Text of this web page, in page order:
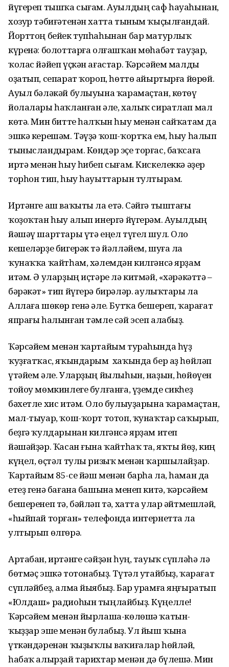
йүгереп тышҡа сығам. Ауылдың саф һауаһынан,
хозур тәбиғәтенән хатта тыным ҡыҫылғандай.
Йорттоң бейек тупһаһынан бар матурлыҡ
күренә: болоттарға олғашҡан мөһабәт тауҙар,
ҡолас йәйеп үҫкән ағастар. Ҡәрсәйем малды
оҙатып, сепарат ҡороп, һөттө айыртырға йөрөй.
Ауыл бәләкәй булыуына ҡарамаҫтан, көтөү
йолалары һаҡланған әле, халыҡ сиратлап мал
көтә. Мин битте һалҡын һыу менән сайҡатам да
эшкә керешәм. Тәүҙә ҡош-ҡортҡа ем, һыу һалып
тынысландырам. Көндәр эҫе торғас, баҡсаға
иртә менән һыу һибеп сығам. Кискелеккә әҙер
торһон тип, һыу һауыттарын тултырам.
Иртәнге аш ваҡыты ла етә. Сәйгә тыштағы
ҡоҙоҡтан һыу алып инергә йүгерәм. Ауылдың
йәшәү шарттары үтә еңел түгел шул. Оло
кешеләрҙе бигерәк тә йәлләйем, шуға ла
ҡунаҡҡа ҡайтһам, хәлемдән килгәнсә ярҙам
итәм. Ә уларҙың иҫтәре лә китмәй, «хәрәкәттә –
бәрәкәт» тип йүгерә бирәләр. Һаулыҡтары ла
Аллаға шөкөр генә әле. Бутҡа бешереп, ҡарағат
япрағы һалынған тәмле сәй эсеп алабыҙ.
Ҡәрсәйем менән ҡартайым тураһында һүҙ
ҡуҙғатҡас, яҡындарым хаҡында бер аҙ һөйләп
үтәйем әле. Уларҙың йылыһын, наҙын, һөйөүен
тойоу мөмкинлеге булғанға, үҙемде сикһеҙ
бәхетле хис итәм. Оло булыуҙарына ҡарамаҫтан,
мал-тыуар, ҡош-ҡорт тотоп, ҡунаҡтар саҡырып,
беҙгә ҡулдарынан килгәнсә ярҙам итеп
йәшәйҙәр. Ҡасан ғына ҡайтһаҡ та, яҡты йөҙ, киң
күңел, өҫтәл тулы ризыҡ менән ҡаршылайҙар.
Ҡартайым 85-се йәш менән барһа ла, һаман да
етеҙ генә бағана башына менеп китә, ҡәрсәйем
бешеренеп тә, бәйләп тә, хатта улар әйтмешләй,
«һыйпай торған» телефонда интернетта ла
ултырып өлгөрә.
Артабан, иртәнге сәйҙән һуң, тауыҡ сүпләһә лә
бөтмәҫ эшкә тотонабыҙ. Түтәл утайбыҙ, ҡарағат
сүпләйбеҙ, алма йыябыҙ. Бар урамға яңғыратып
«Юлдаш» радиоһын тыңлайбыҙ. Күңелле!
Ҡәрсәйем менән йырлаша-көлөшә ҡатын-
ҡыҙҙар эше менән булабыҙ. Ул йыш ҡына
үткәндәренән ҡыҙыҡлы ваҡиғалар һөйләй,
һабаҡ алырҙай тарихтар менән дә бүлешә. Мин